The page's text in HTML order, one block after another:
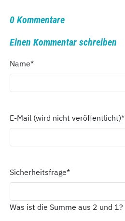
0 Kommentare
Einen Kommentar schreiben
Name*
E-Mail (wird nicht veröffentlicht)*
Sicherheitsfrage*
Was ist die Summe aus 2 und 1?